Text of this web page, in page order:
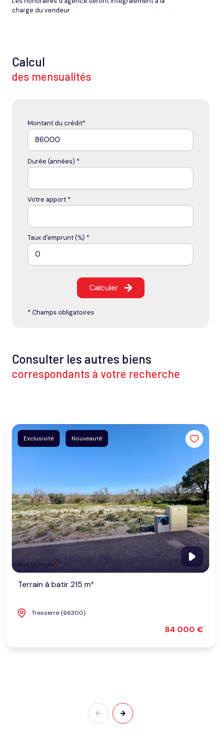
charge du vendeur
Calcul
des mensualités
Montant du crédit*
Durée (années) *
Votre apport *
Taux d'emprunt (%) *
Calculer
* Champs obligatoires
Consulter les autres biens
correspondants à votre recherche
Exclusivité Nouveauté
Terrain à batir 215 m²
Tresserre (66300)
84 000 €